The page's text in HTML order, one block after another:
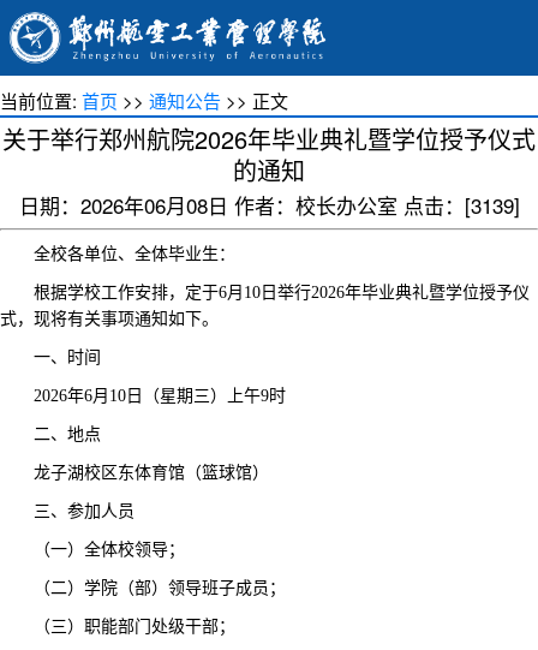
当前位置: 首页 >> 通知公告 >> 正文
关于举行郑州航院2026年毕业典礼暨学位授予仪式
的通知
日期：2026年06月08日 作者：校长办公室 点击：[3139]
全校各单位、全体毕业生：
根据学校工作安排，定于6月 10 日举行2026年毕业典礼暨学位授予仪
式，现将有关事项通知如下。
一、时间
2026年6月 10 日（星期三） 上午9时
二、地点
龙子湖校区东体育馆（篮球馆）
三、参加人员
（一）全体校领导；
（二）学院（部）领导班子成员；
（三）职能部门处级干部；